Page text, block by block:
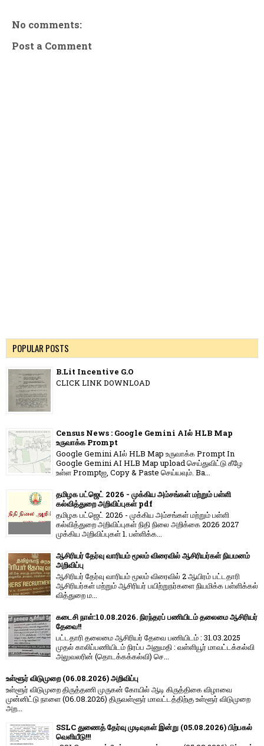
No comments:
Post a Comment
POPULAR POSTS
B.Lit Incentive G.O
CLICK LINK DOWNLOAD
Census News : Google Gemini AIல் HLB Map
உருவாக்க Prompt
Google Gemini AIல் HLB Map உருவாக்க Prompt In
Google Gemini AI HLB Map upload செய்துவிட்டு கீழே
உள்ள Promptஐ, Copy & Paste செய்யவும். Ba...
தமிழக பட்ஜெட் 2026 - முக்கிய அம்சங்கள் மற்றும் பள்ளி
கல்வித்துறை அறிவிப்புகள் pdf
தமிழக பட்ஜெட் 2026 - முக்கிய அம்சங்கள் மற்றும் பள்ளி
கல்வித்துறை அறிவிப்புகள் நிதி நிலை அறிக்கை 2026 2027
முக்கிய அறிவிப்புகள் 1. பள்ளிக்க...
ஆசிரியர் தேர்வு வாரியம் மூலம் விரைவில் ஆசிரியர்கள் நியமனம்
அறிவிப்பு
ஆசிரியர் தேர்வு வாரி​யம் மூலம் விரை​வில் 2 ஆயிரம் பட்​ட​தாரி
ஆசிரியர்​கள் மற்​றும் ஆசிரியர் பயிற்றுநர்​களை நியமிக்க பள்​ளிக்​கல்​
வித்​துறை ம...
கடைசி நாள்:10.08.2026. நிரந்தரப் பணியிடம் தலைமை ஆசிரியர்
தேவை!!
பட்டதாரி தலைமை ஆசிரியர் தேவை பணியிடம் : 31.03.2025
முதல் காலிப்பணியிடம் நிரப்ப அனுமதி : வள்ளியூர் மாவட்டக்கல்வி
அலுவலரின் (தொடக்கக்கல்வி) செ...
உள்ளூர் விடுமுறை (06.08.2026) அறிவிப்பு
உள்ளூர் விடுமுறை திருத்தணி முருகன் கோயில் ஆடி கிருத்திகை விழாவை
முன்னிட்டு நாளை (06.08.2026) திருவள்ளூர் மாவட்டத்திற்கு உள்ளூர் விடுமுறை
அற...
SSLC துணைத் தேர்வு முடிவுகள் இன்று (05.08.2026) பிற்பகல்
வெளியீடு!!!